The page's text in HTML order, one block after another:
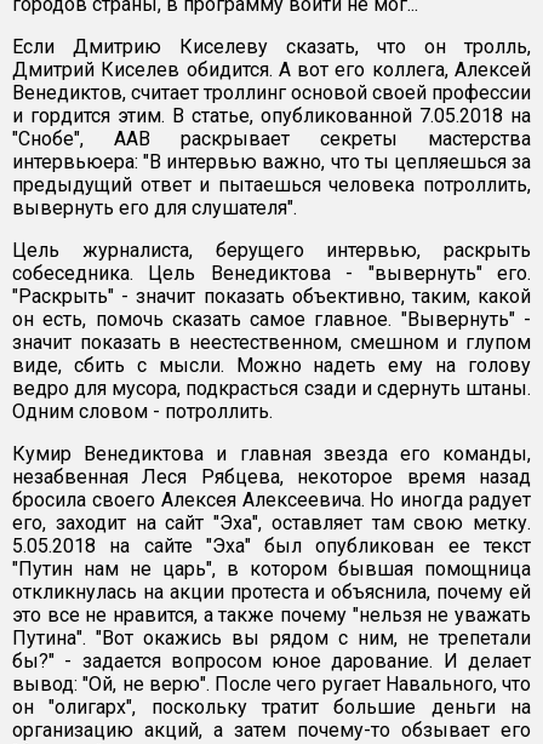
Если Дмитрию Киселеву сказать, что он тролль,
Дмитрий Киселев обидится. А вот его коллега, Алексей
Венедиктов, считает троллинг основой своей профессии
и гордится этим. В статье, опубликованной 7.05.2018 на
"Снобе", ААВ раскрывает секреты мастерства
интервьюера: "В интервью важно, что ты цепляешься за
предыдущий ответ и пытаешься человека потроллить,
вывернуть его для слушателя".
Цель журналиста, берущего интервью, раскрыть
собеседника. Цель Венедиктова - "вывернуть" его.
"Раскрыть" - значит показать объективно, таким, какой
он есть, помочь сказать самое главное. "Вывернуть" -
значит показать в неестественном, смешном и глупом
виде, сбить с мысли. Можно надеть ему на голову
ведро для мусора, подкрасться сзади и сдернуть штаны.
Одним словом - потроллить.
Кумир Венедиктова и главная звезда его команды,
незабвенная Леся Рябцева, некоторое время назад
бросила своего Алексея Алексеевича. Но иногда радует
его, заходит на сайт "Эха", оставляет там свою метку.
5.05.2018 на сайте "Эха" был опубликован ее текст
"Путин нам не царь", в котором бывшая помощница
откликнулась на акции протеста и объяснила, почему ей
это все не нравится, а также почему "нельзя не уважать
Путина". "Вот окажись вы рядом с ним, не трепетали
бы?" - задается вопросом юное дарование. И делает
вывод: "Ой, не верю". После чего ругает Навального, что
он "олигарх", поскольку тратит большие деньги на
организацию акций, а затем почему-то обзывает его